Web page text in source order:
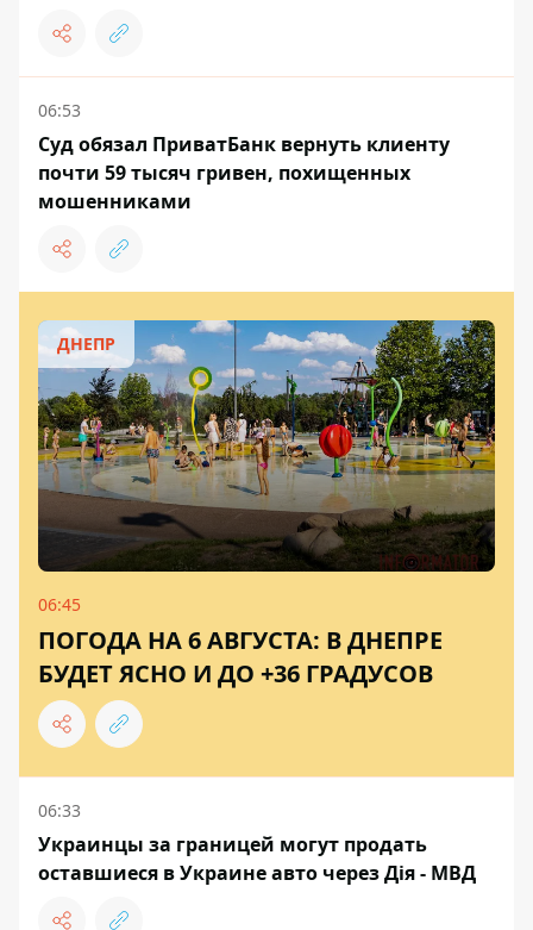
06:53
Суд обязал ПриватБанк вернуть клиенту
почти 59 тысяч гривен, похищенных
мошенниками
ДНЕПР
06:45
ПОГОДА НА 6 АВГУСТА: В ДНЕПРЕ
БУДЕТ ЯСНО И ДО +36 ГРАДУСОВ
06:33
Украинцы за границей могут продать
оставшиеся в Украине авто через Дія - МВД